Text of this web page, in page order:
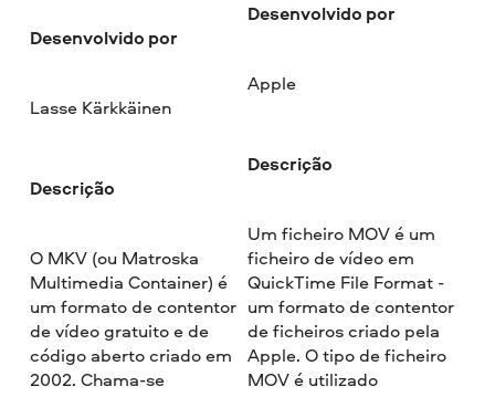
Desenvolvido por
Lasse Kärkkäinen
Descrição
O MKV (ou Matroska
Multimedia Container) é
um formato de contentor
de vídeo gratuito e de
código aberto criado em
2002. Chama-se
Desenvolvido por
Apple
Descrição
Um ficheiro MOV é um
ficheiro de vídeo em
QuickTime File Format -
um formato de contentor
de ficheiros criado pela
Apple. O tipo de ficheiro
MOV é utilizado